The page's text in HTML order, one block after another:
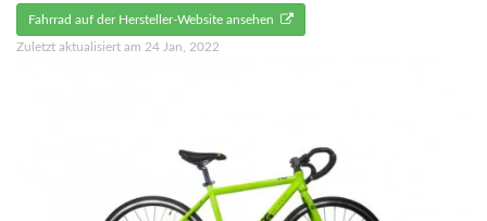
Fahrrad auf der Hersteller-Website ansehen
Zuletzt aktualisiert am 24 Jan, 2022